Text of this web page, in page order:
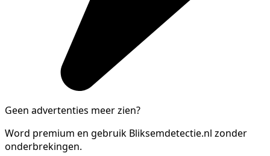
Geen advertenties meer zien?
Word premium en gebruik Bliksemdetectie.nl zonder
onderbrekingen.